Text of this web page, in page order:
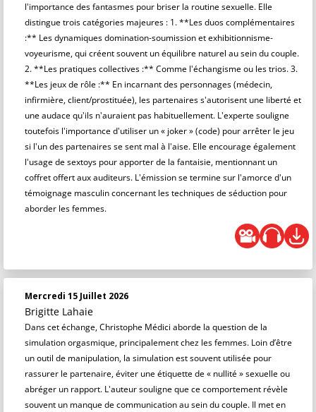
l'importance des fantasmes pour briser la routine sexuelle. Elle
distingue trois catégories majeures : 1. **Les duos complémentaires
:** Les dynamiques domination-soumission et exhibitionnisme-
voyeurisme, qui créent souvent un équilibre naturel au sein du couple.
2. **Les pratiques collectives :** Comme l'échangisme ou les trios. 3.
**Les jeux de rôle :** En incarnant des personnages (médecin,
infirmière, client/prostituée), les partenaires s'autorisent une liberté et
une audace qu'ils n'auraient pas habituellement. L'experte souligne
toutefois l'importance d'utiliser un « joker » (code) pour arrêter le jeu
si l'un des partenaires se sent mal à l'aise. Elle encourage également
l'usage de sextoys pour apporter de la fantaisie, mentionnant un
coffret offert aux auditeurs. L'émission se termine sur l'amorce d'un
témoignage masculin concernant les techniques de séduction pour
aborder les femmes.
Mercredi 15 Juillet 2026
Brigitte Lahaie
Dans cet échange, Christophe Médici aborde la question de la
simulation orgasmique, principalement chez les femmes. Loin d’être
un outil de manipulation, la simulation est souvent utilisée pour
rassurer le partenaire, éviter une étiquette de « nullité » sexuelle ou
abréger un rapport. L'auteur souligne que ce comportement révèle
souvent un manque de communication au sein du couple. Il met en